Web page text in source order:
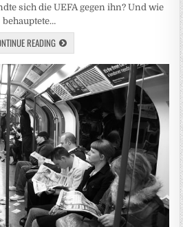
sich die UEFA gegen ihn? Und wie
behauptete…
READING